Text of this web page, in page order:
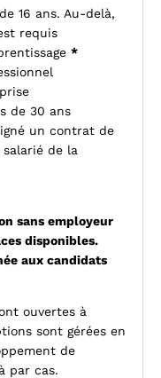
16 ans. Au-delà,
requis
*
de 30 ans
un contrat de
de la
sans employeur
disponibles.
aux candidats
ouvertes à
sont gérées en
de
par cas.